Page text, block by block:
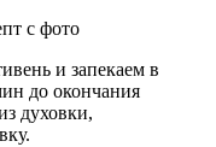
с фото
и запекаем в
до окончания
духовки,